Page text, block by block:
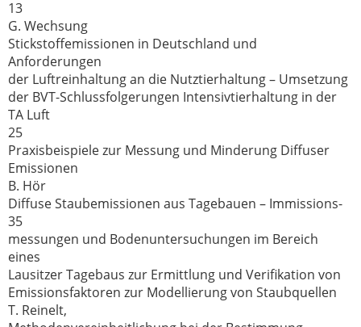
13
G. Wechsung
Stickstoffemissionen in Deutschland und
Anforderungen
der Luftreinhaltung an die Nutztierhaltung – Umsetzung
der BVT-Schlussfolgerungen Intensivtierhaltung in der
TA Luft
25
Praxisbeispiele zur Messung und Minderung Diffuser
Emissionen
B. Hör
Diffuse Staubemissionen aus Tagebauen – Immissions-
35
messungen und Bodenuntersuchungen im Bereich
eines
Lausitzer Tagebaus zur Ermittlung und Verifikation von
Emissionsfaktoren zur Modellierung von Staubquellen
T. Reinelt,